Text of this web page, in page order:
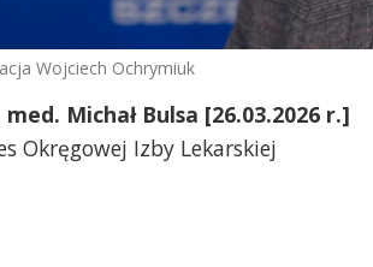
Wojciech Ochrymiuk
Michał Bulsa [26.03.2026 r.]
Okręgowej Izby Lekarskiej